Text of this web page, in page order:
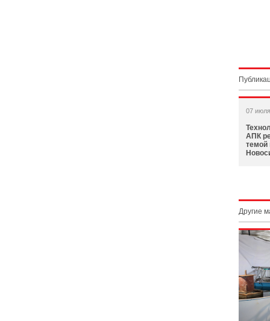
07
АПК
темой
Другие